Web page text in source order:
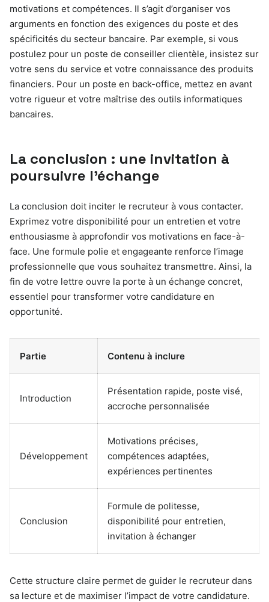
motivations et compétences. Il s’agit d’organiser vos
arguments en fonction des exigences du poste et des
spécificités du secteur bancaire. Par exemple, si vous
postulez pour un poste de conseiller clientèle, insistez sur
votre sens du service et votre connaissance des produits
financiers. Pour un poste en back-office, mettez en avant
votre rigueur et votre maîtrise des outils informatiques
bancaires.
La conclusion : une invitation à
poursuivre l’échange
La conclusion doit inciter le recruteur à vous contacter.
Exprimez votre disponibilité pour un entretien et votre
enthousiasme à approfondir vos motivations en face-à-
face. Une formule polie et engageante renforce l’image
professionnelle que vous souhaitez transmettre. Ainsi, la
fin de votre lettre ouvre la porte à un échange concret,
essentiel pour transformer votre candidature en
opportunité.
Partie Contenu à inclure
Introduction
Présentation rapide, poste visé,
accroche personnalisée
Développement
Motivations précises,
compétences adaptées,
expériences pertinentes
Conclusion
Formule de politesse,
disponibilité pour entretien,
invitation à échanger
Cette structure claire permet de guider le recruteur dans
sa lecture et de maximiser l’impact de votre candidature.